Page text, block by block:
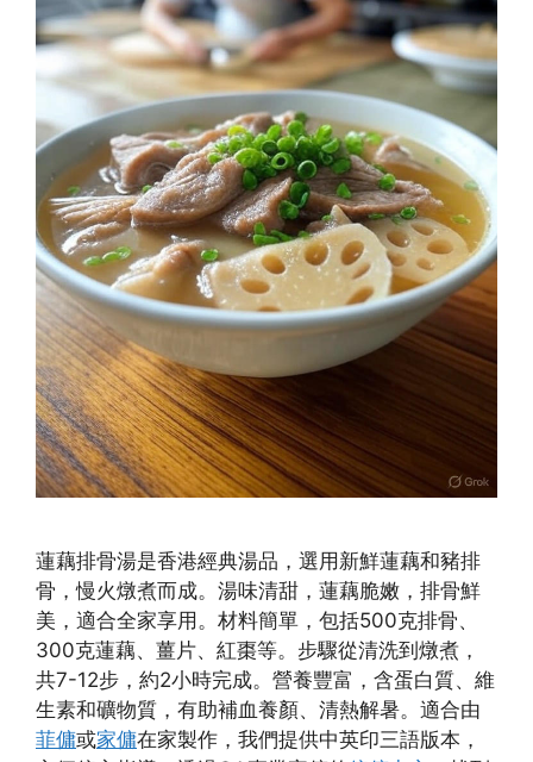
蓮藕排骨湯是香港經典湯品，選用新鮮蓮藕和豬排
骨，慢火燉煮而成。湯味清甜，蓮藕脆嫩，排骨鮮
美，適合全家享用。材料簡單，包括500克排骨、
300克蓮藕、薑片、紅棗等。步驟從清洗到燉煮，
共7-12步，約2小時完成。營養豐富，含蛋白質、維
生素和礦物質，有助補血養顏、清熱解暑。適合由
菲傭或家傭在家製作，我們提供中英印三語版本，